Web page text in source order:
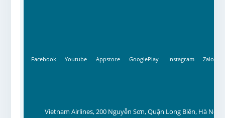
Facebook Youtube Appstore GooglePlay Instagram Zalo
Vietnam Airlines, 200 Nguyễn Sơn, Quận Long Biên, Hà Nội,